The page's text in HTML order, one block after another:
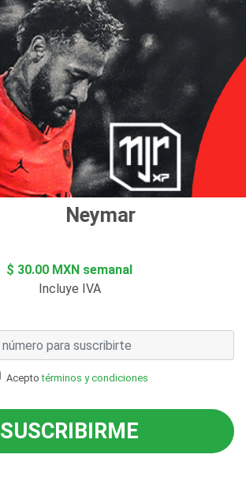
Neymar JR XP
$ 30.00 MXN semanal
Incluye IVA
Aceptotérminos y condiciones
SUSCRIBIRME